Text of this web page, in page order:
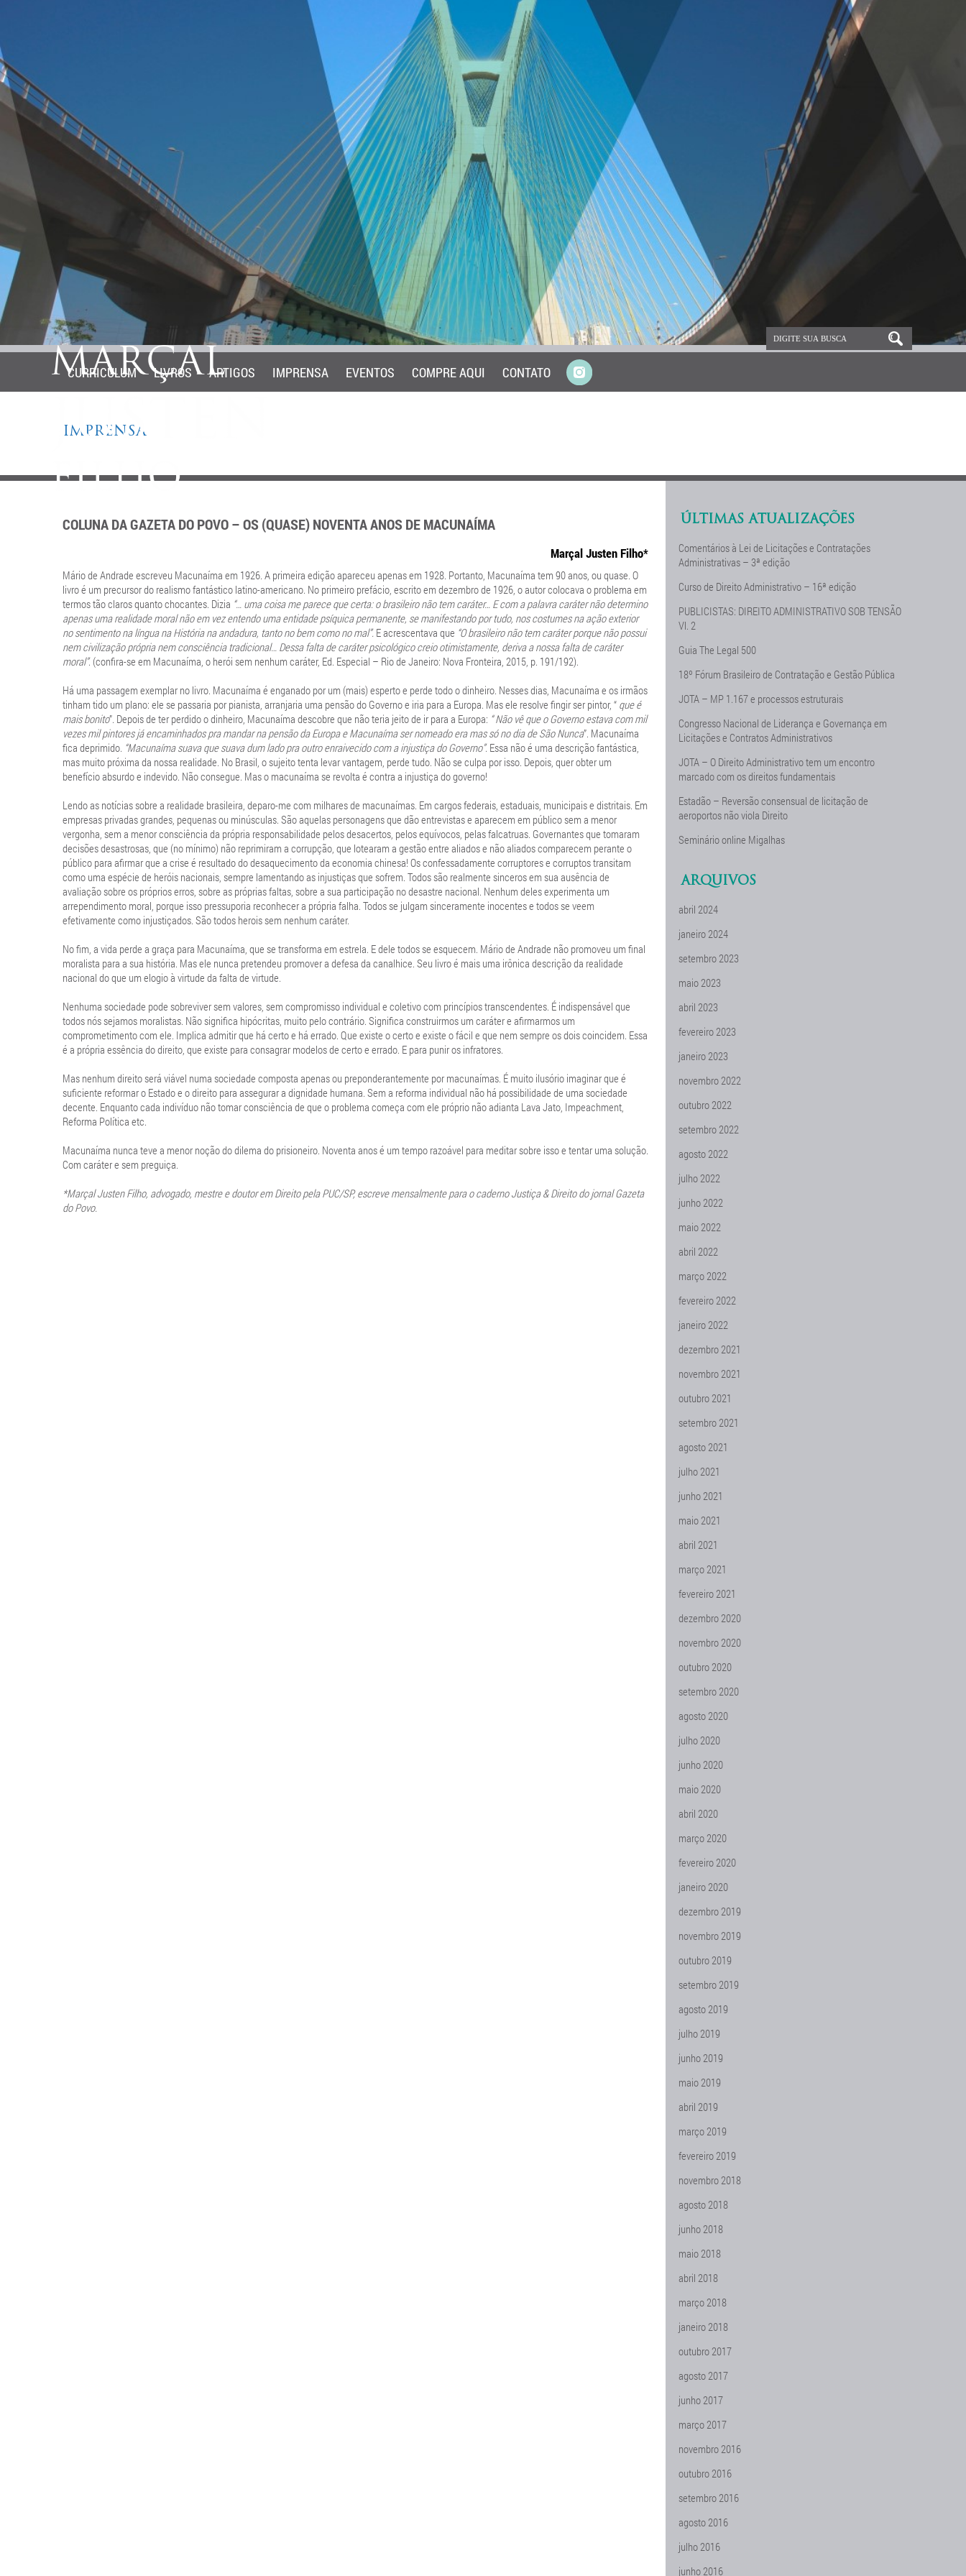
CURRICULUM LIVROS ARTIGOS IMPRENSA EVENTOS COMPRE AQUI CONTATO
IMPRENSA
COLUNA DA GAZETA DO POVO – OS (QUASE) NOVENTA ANOS DE MACUNAÍMA
Marçal Justen Filho*
Mário de Andrade escreveu Macunaíma em 1926. A primeira edição apareceu apenas em 1928. Portanto, Macunaíma tem 90 anos, ou quase. O
livro é um precursor do realismo fantástico latino-americano. No primeiro prefácio, escrito em dezembro de 1926, o autor colocava o problema em
termos tão claros quanto chocantes. Dizia “… uma coisa me parece que certa: o brasileiro não tem caráter… E com a palavra caráter não determino
apenas uma realidade moral não em vez entendo uma entidade psíquica permanente, se manifestando por tudo, nos costumes na ação exterior
no sentimento na língua na História na andadura, tanto no bem como no mal”. E acrescentava que “O brasileiro não tem caráter porque não possui
nem civilização própria nem consciência tradicional… Dessa falta de caráter psicológico creio otimistamente, deriva a nossa falta de caráter
moral”. (confira-se em Macunaíma, o herói sem nenhum caráter, Ed. Especial – Rio de Janeiro: Nova Fronteira, 2015, p. 191/192).
Há uma passagem exemplar no livro. Macunaíma é enganado por um (mais) esperto e perde todo o dinheiro. Nesses dias, Macunaíma e os irmãos
tinham tido um plano: ele se passaria por pianista, arranjaria uma pensão do Governo e iria para a Europa. Mas ele resolve fingir ser pintor, “ que é
mais bonito”. Depois de ter perdido o dinheiro, Macunaíma descobre que não teria jeito de ir para a Europa: “ Não vê que o Governo estava com mil
vezes mil pintores já encaminhados pra mandar na pensão da Europa e Macunaíma ser nomeado era mas só no dia de São Nunca”. Macunaíma
fica deprimido. “Macunaíma suava que suava dum lado pra outro enraivecido com a injustiça do Governo”. Essa não é uma descrição fantástica,
mas muito próxima da nossa realidade. No Brasil, o sujeito tenta levar vantagem, perde tudo. Não se culpa por isso. Depois, quer obter um
benefício absurdo e indevido. Não consegue. Mas o macunaíma se revolta é contra a injustiça do governo!
Lendo as notícias sobre a realidade brasileira, deparo-me com milhares de macunaímas. Em cargos federais, estaduais, municipais e distritais. Em
empresas privadas grandes, pequenas ou minúsculas. São aquelas personagens que dão entrevistas e aparecem em público sem a menor
vergonha, sem a menor consciência da própria responsabilidade pelos desacertos, pelos equívocos, pelas falcatruas. Governantes que tomaram
decisões desastrosas, que (no mínimo) não reprimiram a corrupção, que lotearam a gestão entre aliados e não aliados comparecem perante o
público para afirmar que a crise é resultado do desaquecimento da economia chinesa! Os confessadamente corruptores e corruptos transitam
como uma espécie de heróis nacionais, sempre lamentando as injustiças que sofrem. Todos são realmente sinceros em sua ausência de
avaliação sobre os próprios erros, sobre as próprias faltas, sobre a sua participação no desastre nacional. Nenhum deles experimenta um
arrependimento moral, porque isso pressuporia reconhecer a própria falha. Todos se julgam sinceramente inocentes e todos se veem
efetivamente como injustiçados. São todos herois sem nenhum caráter.
No fim, a vida perde a graça para Macunaíma, que se transforma em estrela. E dele todos se esquecem. Mário de Andrade não promoveu um final
moralista para a sua história. Mas ele nunca pretendeu promover a defesa da canalhice. Seu livro é mais uma irônica descrição da realidade
nacional do que um elogio à virtude da falta de virtude.
Nenhuma sociedade pode sobreviver sem valores, sem compromisso individual e coletivo com princípios transcendentes. É indispensável que
todos nós sejamos moralistas. Não significa hipócritas, muito pelo contrário. Significa construirmos um caráter e afirmarmos um
comprometimento com ele. Implica admitir que há certo e há errado. Que existe o certo e existe o fácil e que nem sempre os dois coincidem. Essa
é a própria essência do direito, que existe para consagrar modelos de certo e errado. E para punir os infratores.
Mas nenhum direito será viável numa sociedade composta apenas ou preponderantemente por macunaímas. É muito ilusório imaginar que é
suficiente reformar o Estado e o direito para assegurar a dignidade humana. Sem a reforma individual não há possibilidade de uma sociedade
decente. Enquanto cada indivíduo não tomar consciência de que o problema começa com ele próprio não adianta Lava Jato, Impeachment,
Reforma Política etc.
Macunaíma nunca teve a menor noção do dilema do prisioneiro. Noventa anos é um tempo razoável para meditar sobre isso e tentar uma solução.
Com caráter e sem preguiça.
*Marçal Justen Filho, advogado, mestre e doutor em Direito pela PUC/SP, escreve mensalmente para o caderno Justiça & Direito do jornal Gazeta
do Povo.
ÚLTIMAS ATUALIZAÇÕES
Comentários à Lei de Licitações e Contratações
Administrativas – 3ª edição
Curso de Direito Administrativo – 16ª edição
PUBLICISTAS: DIREITO ADMINISTRATIVO SOB TENSÃO
Vl. 2
Guia The Legal 500
18º Fórum Brasileiro de Contratação e Gestão Pública
JOTA – MP 1.167 e processos estruturais
Congresso Nacional de Liderança e Governança em
Licitações e Contratos Administrativos
JOTA – O Direito Administrativo tem um encontro
marcado com os direitos fundamentais
Estadão – Reversão consensual de licitação de
aeroportos não viola Direito
Seminário online Migalhas
ARQUIVOS
abril 2024
janeiro 2024
setembro 2023
maio 2023
abril 2023
fevereiro 2023
janeiro 2023
novembro 2022
outubro 2022
setembro 2022
agosto 2022
julho 2022
junho 2022
maio 2022
abril 2022
março 2022
fevereiro 2022
janeiro 2022
dezembro 2021
novembro 2021
outubro 2021
setembro 2021
agosto 2021
julho 2021
junho 2021
maio 2021
abril 2021
março 2021
fevereiro 2021
dezembro 2020
novembro 2020
outubro 2020
setembro 2020
agosto 2020
julho 2020
junho 2020
maio 2020
abril 2020
março 2020
fevereiro 2020
janeiro 2020
dezembro 2019
novembro 2019
outubro 2019
setembro 2019
agosto 2019
julho 2019
junho 2019
maio 2019
abril 2019
março 2019
fevereiro 2019
novembro 2018
agosto 2018
junho 2018
maio 2018
abril 2018
março 2018
janeiro 2018
outubro 2017
agosto 2017
junho 2017
março 2017
novembro 2016
outubro 2016
setembro 2016
agosto 2016
julho 2016
junho 2016